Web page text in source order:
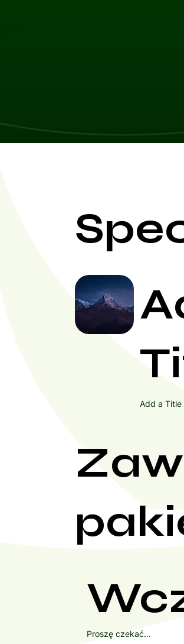
Add a Title
Proszę czekać...